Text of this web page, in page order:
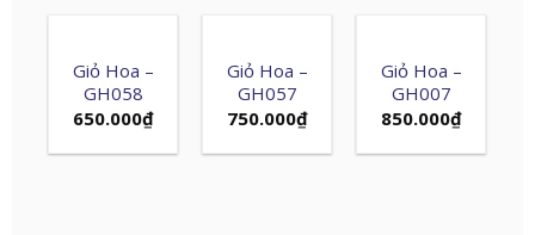
Giỏ Hoa –
GH058
650.000₫
Giỏ Hoa –
GH057
750.000₫
Giỏ Hoa –
GH007
850.000₫